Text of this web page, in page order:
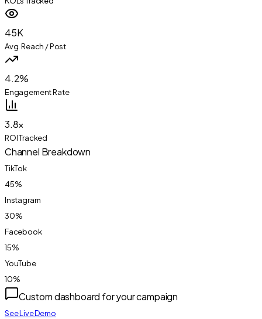
45K
Avg. Reach / Post
4.2%
Engagement Rate
3.8×
ROI Tracked
Channel Breakdown
TikTok
45%
Instagram
30%
Facebook
15%
YouTube
10%
Custom dashboard for your campaign
See Live Demo